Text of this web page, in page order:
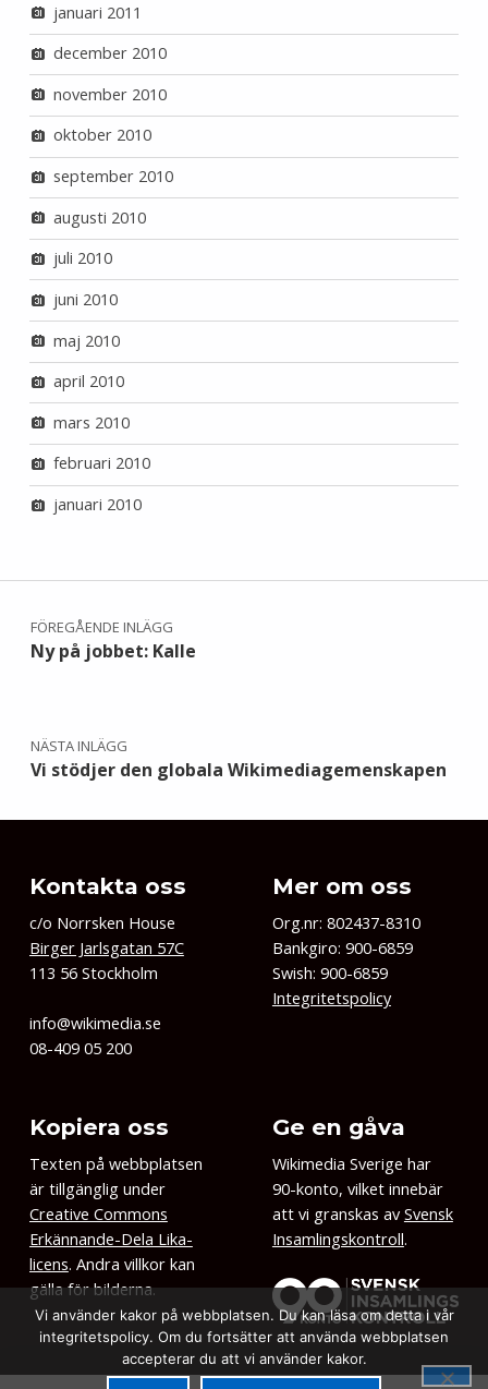
januari 2011
december 2010
november 2010
oktober 2010
september 2010
augusti 2010
juli 2010
juni 2010
maj 2010
april 2010
mars 2010
februari 2010
januari 2010
Inläggsnavigering
FÖREGÅENDE INLÄGG
Ny på jobbet: Kalle
NÄSTA INLÄGG
Vi stödjer den globala Wikimediagemenskapen
Kontakta oss
c/o Norrsken House
Birger Jarlsgatan 57C
113 56 Stockholm
info@wikimedia.se
08-409 05 200
Mer om oss
Org.nr: 802437-8310
Bankgiro: 900-6859
Swish: 900-6859
Integritetspolicy
Kopiera oss
Texten på webbplatsen
är tillgänglig under
Creative Commons
Erkännande-Dela Lika-
licens. Andra villkor kan
gälla för bilderna.
Ge en gåva
Wikimedia Sverige har
90-konto, vilket innebär
att vi granskas av Svensk
Insamlingskontroll.
Vi använder kakor på webbplatsen. Du kan läsa om detta i vår
integritetspolicy. Om du fortsätter att använda webbplatsen
accepterar du att vi använder kakor.